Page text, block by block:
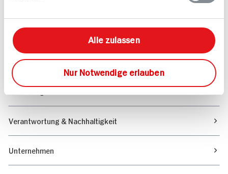
Alle zulassen
Nur Notwendige erlauben
Sortiment
Marktfinder
Verantwortung & Nachhaltigkeit
Unternehmen